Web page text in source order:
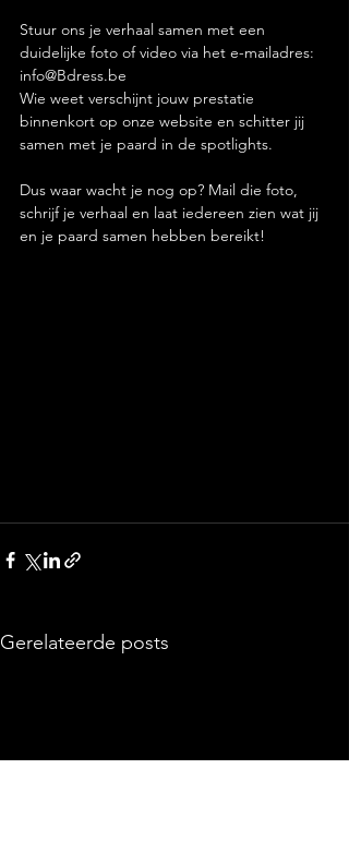
Stuur ons je verhaal samen met een
duidelijke foto of video via het e-mailadres:
info@Bdress.be
Wie weet verschijnt jouw prestatie
binnenkort op onze website en schitter jij
samen met je paard in de spotlights.
Dus waar wacht je nog op? Mail die foto,
schrijf je verhaal en laat iedereen zien wat jij
en je paard samen hebben bereikt!
Gerelateerde posts